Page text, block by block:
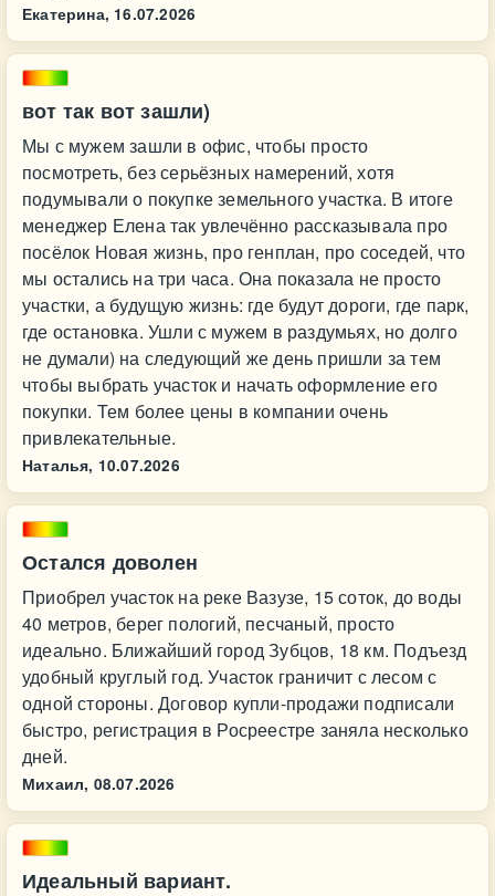
Екатерина, 16.07.2026
вот так вот зашли)
Мы с мужем зашли в офис, чтобы просто
посмотреть, без серьёзных намерений, хотя
подумывали о покупке земельного участка. В итоге
менеджер Елена так увлечённо рассказывала про
посёлок Новая жизнь, про генплан, про соседей, что
мы остались на три часа. Она показала не просто
участки, а будущую жизнь: где будут дороги, где парк,
где остановка. Ушли с мужем в раздумьях, но долго
не думали) на следующий же день пришли за тем
чтобы выбрать участок и начать оформление его
покупки. Тем более цены в компании очень
привлекательные.
Наталья, 10.07.2026
Остался доволен
Приобрел участок на реке Вазузе, 15 соток, до воды
40 метров, берег пологий, песчаный, просто
идеально. Ближайший город Зубцов, 18 км. Подъезд
удобный круглый год. Участок граничит с лесом с
одной стороны. Договор купли-продажи подписали
быстро, регистрация в Росреестре заняла несколько
дней.
Михаил, 08.07.2026
Идеальный вариант.